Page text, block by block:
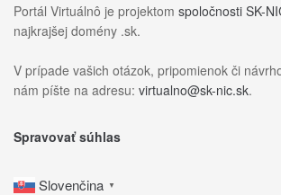
Portál Virtuálnô je projektom spoločnosti SK-
najkrajšej domény .sk.
V prípade vašich otázok, pripomienok či
nám píšte na adresu: virtualno@sk-nic.sk.
Spravovať súhlas
Slovenčina ▼